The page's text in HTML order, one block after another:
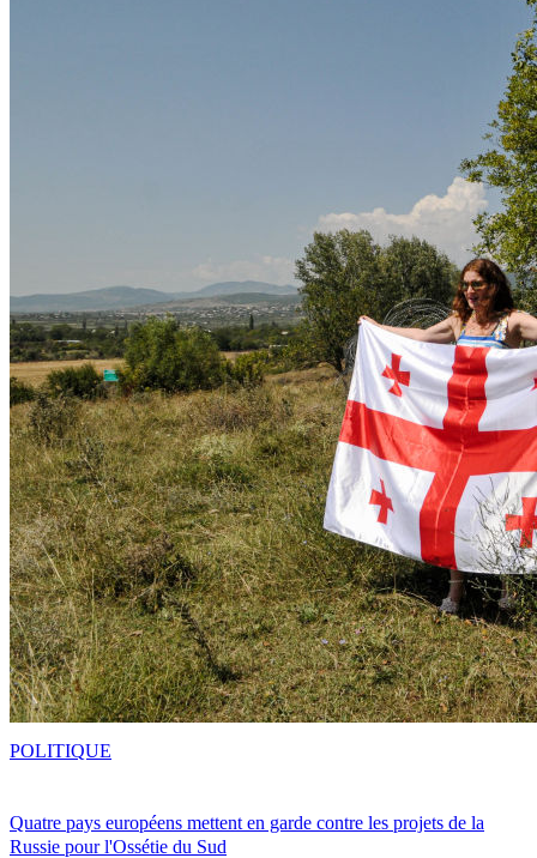
Quatre pays européens mettent en garde contre les projets de la
Russie pour l'Ossétie du Sud
POLITIQUE